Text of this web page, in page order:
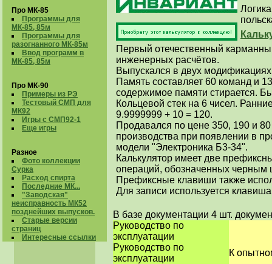
Про МК-85
Программы для
МК-85, 85м
Программы для
разогнанного МК-85м
Ввод программ в
МК-85, 85м
Про МК-90
Примеры из РЭ
Тестовый СМП для
МК92
Игры с СМП92-1
Еще игры
Разное
Фото коллекции
Сурка
Расход спирта
Последние МК...
"Заводская"
неисправность МК52
позднейших выпусков.
Старые версии
страниц
Интересные ссылки
Первый отечественный
инженерных расчётов.
Выпускался в двух
Память составляет 60 команд и
содержимое памяти стирается.
Кольцевой стек на 6 чисел.
9.9999999 + 10 = 120.
Продавался по цене 350, 190 и
производства при появлении в
модели "Электроника Б3-34".
Калькулятор имеет две
операций, обозначенных черным
Префиксные клавиши также
Для записи используется
В базе документации 4 шт.
Руководство по
эксплуатации
Руководство по
эксплуатации
К